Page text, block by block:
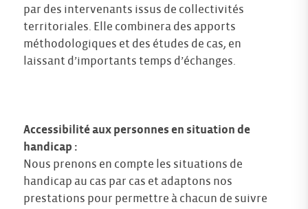
par des intervenants issus de collectivités
territoriales. Elle combinera des apports
méthodologiques et des études de cas, en
laissant d’importants temps d’échanges.
Accessibilité aux personnes en situation de
handicap :
Nous prenons en compte les situations de
handicap au cas par cas et adaptons nos
prestations pour permettre à chacun de suivre